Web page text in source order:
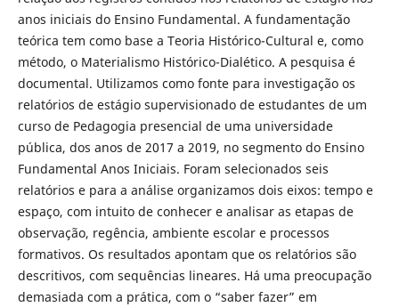
anos iniciais do Ensino Fundamental. A fundamentação
teórica tem como base a Teoria Histórico-Cultural e, como
método, o Materialismo Histórico-Dialético. A pesquisa é
documental. Utilizamos como fonte para investigação os
relatórios de estágio supervisionado de estudantes de um
curso de Pedagogia presencial de uma universidade
pública, dos anos de 2017 a 2019, no segmento do Ensino
Fundamental Anos Iniciais. Foram selecionados seis
relatórios e para a análise organizamos dois eixos: tempo e
espaço, com intuito de conhecer e analisar as etapas de
observação, regência, ambiente escolar e processos
formativos. Os resultados apontam que os relatórios são
descritivos, com sequências lineares. Há uma preocupação
demasiada com a prática, com o “saber fazer” em